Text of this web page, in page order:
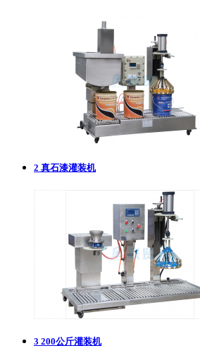
2 真石漆灌装机
3 200公斤灌装机